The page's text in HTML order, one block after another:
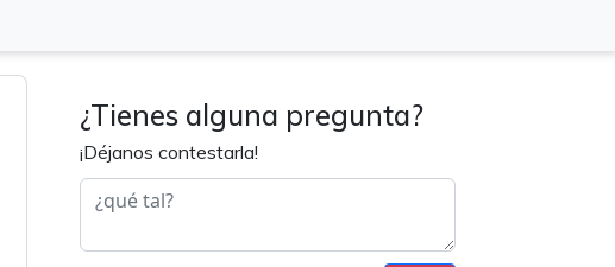
¿Tienes alguna pregunta?
¡Déjanos contestarla!